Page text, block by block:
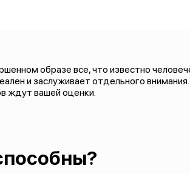
образе все, что известно
и заслуживает отдельного
ждут вашей оценки.